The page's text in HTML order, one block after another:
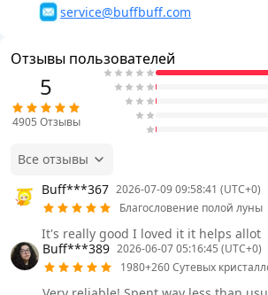
service@buffbuff.com
Отзывы пользователей
5
4905 Отзывы
Все отзывы
Buff***367 2026-07-09 09:58:41 (UTC+0)
Благословение полой луны
It's really good I loved it it helps allot
Buff***389 2026-06-07 05:16:45 (UTC+0)
1980+260 Сутевых